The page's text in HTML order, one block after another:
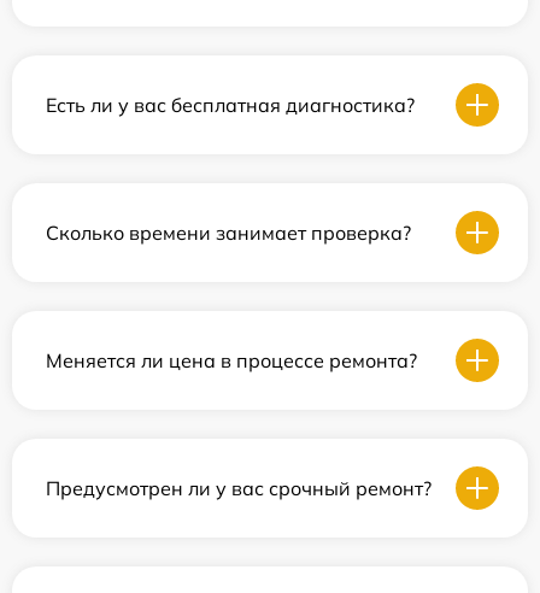
Есть ли у вас бесплатная диагностика?
Сколько времени занимает проверка?
Меняется ли цена в процессе ремонта?
Предусмотрен ли у вас срочный ремонт?